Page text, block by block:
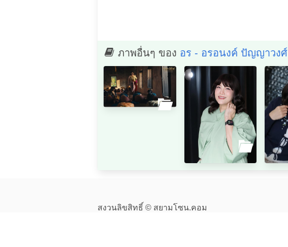
ภาพอื่นๆ ของ อร - อรอนงค์ ปัญญาวงศ์
สงวนลิขสิทธิ์ © สยามโซน.คอม